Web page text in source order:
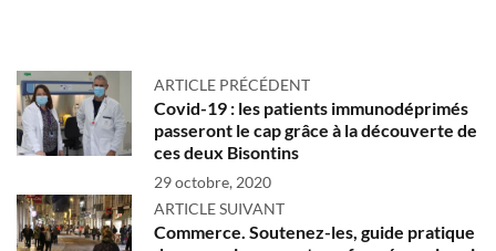
ARTICLE PRÉCÉDENT
Covid-19 : les patients immunodéprimés
passeront le cap grâce à la découverte de
ces deux Bisontins
29 octobre, 2020
ARTICLE SUIVANT
Commerce. Soutenez-les, guide pratique